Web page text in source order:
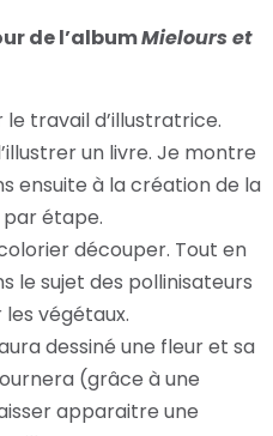
de l’albumMielours et
travail d’illustratrice.
un livre. Je montre
ensuite à la création de la
par étape.
découper. Tout en
le sujet des pollinisateurs
végétaux.
dessiné une fleur et sa
(grâce à une
apparaitre une